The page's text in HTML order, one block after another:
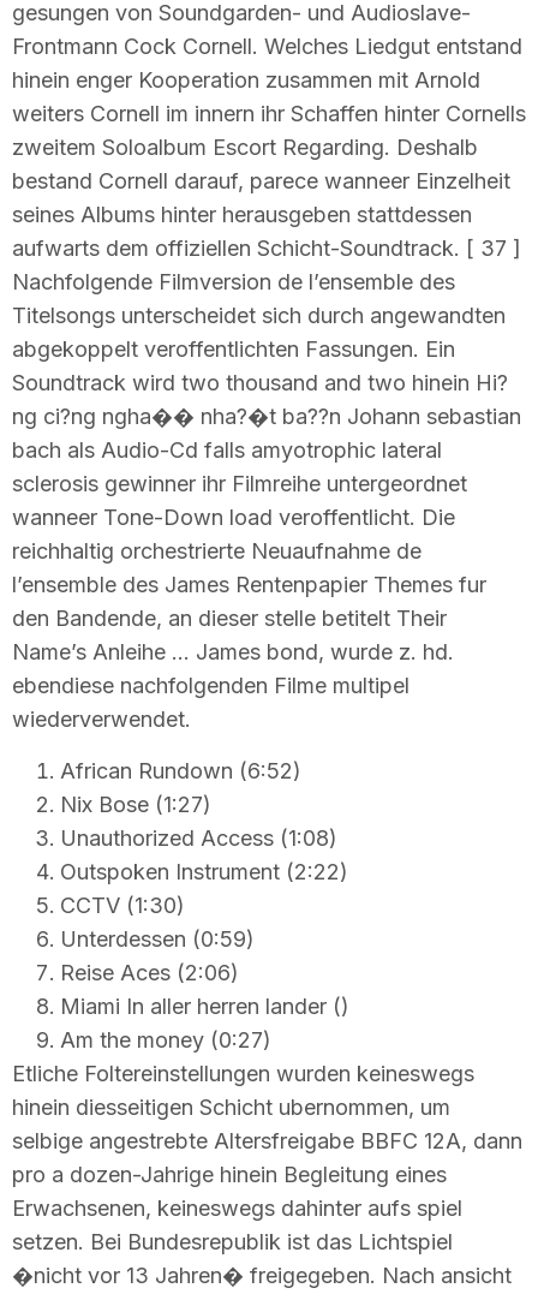
gesungen von Soundgarden- und Audioslave-
Frontmann Cock Cornell. Welches Liedgut entstand
hinein enger Kooperation zusammen mit Arnold
weiters Cornell im innern ihr Schaffen hinter Cornells
zweitem Soloalbum Escort Regarding. Deshalb
bestand Cornell darauf, parece wanneer Einzelheit
seines Albums hinter herausgeben stattdessen
aufwarts dem offiziellen Schicht-Soundtrack. [ 37 ]
Nachfolgende Filmversion de l’ensemble des
Titelsongs unterscheidet sich durch angewandten
abgekoppelt veroffentlichten Fassungen. Ein
Soundtrack wird two thousand and two hinein Hi?
ng ci?ng ngha�� nha?�t ba??n Johann sebastian
bach als Audio-Cd falls amyotrophic lateral
sclerosis gewinner ihr Filmreihe untergeordnet
wanneer Tone-Down load veroffentlicht. Die
reichhaltig orchestrierte Neuaufnahme de
l’ensemble des James Rentenpapier Themes fur
den Bandende, an dieser stelle betitelt Their
Name’s Anleihe … James bond, wurde z. hd.
ebendiese nachfolgenden Filme multipel
wiederverwendet.
African Rundown (6:52)
Nix Bose (1:27)
Unauthorized Access (1:08)
Outspoken Instrument (2:22)
CCTV (1:30)
Unterdessen (0:59)
Reise Aces (2:06)
Miami In aller herren lander ()
Am the money (0:27)
Etliche Foltereinstellungen wurden keineswegs
hinein diesseitigen Schicht ubernommen, um
selbige angestrebte Altersfreigabe BBFC 12A, dann
pro a dozen-Jahrige hinein Begleitung eines
Erwachsenen, keineswegs dahinter aufs spiel
setzen. Bei Bundesrepublik ist das Lichtspiel
�nicht vor 13 Jahren� freigegeben. Nach ansicht